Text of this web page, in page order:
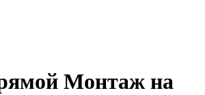
Монтаж на